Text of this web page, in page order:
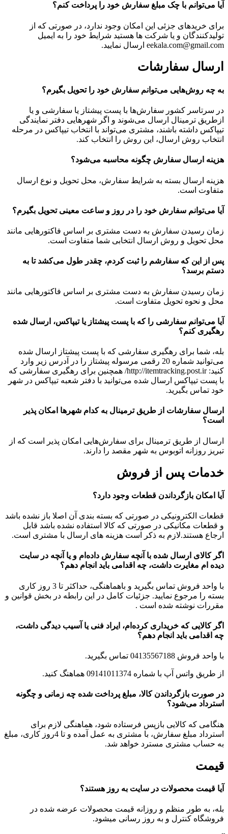
آیا می‌توانم با چک مبلغ سفارش خود را پرداخت کنم؟
برای خریدهای جزئی این امکان وجود ندارد، در صورتی که از
تولیدکنندگان و یا شرکت ها هستید شرایط خود را به ایمیل
eekala.com@gmail.com ارسال نمایید.
ارسال سفارشات
به چه روش‌هایی می‌توانم سفارش خود را تحویل بگیرم؟
در سرتاسر کشور سفارش‌‏ها با پست پیشتاز یا سفارشی و یا
ازطریق ترمینال ارسال می‌‏شوند و اگر شهرهایی دفتر نمایندگی
تیپاکس داشته باشند، مشتری می‏‌تواند با انتخاب تیپاکس در مرحله
انتخاب روش ارسال، این روش را انتخاب کند.
هزینه ارسال سفارش چگونه محاسبه می‌شود؟
هزینه‏ ارسال بسته به شرایط سفارش، محل تحویل و نوع ارسال
متفاوت است.
آیا می‏‌توانم سفارش خود را در روز و ساعت معینی تحویل بگیرم؟
زمان رسیدن سفارش به دست مشتری بر اساس فاکتورهایی مانند
محل تحویل و روش ارسال انتخابی شما متفاوت است.
پس از این که سفارشم را ثبت کردم، چقدر طول می‌‏کشد تا به
دستم برسد؟
زمان رسیدن سفارش به دست مشتری بر اساس فاکتورهایی مانند
محل و نحوه تحویل متفاوت است.
آیا می‏‌توانم سفارشی را که با پست پیشتاز یا تیپاکس، ارسال شده
رهگیری کنم؟
بله، شما برای رهگیری سفارشی که با پست پیشتاز ارسال شده
می‏‌توانید شماره 20 رقمی مرسوله پیشتاز را در آدرس زیر وارد
کنید: http://itemtracking.post.ir/ همچنین برای رهگیری سفارشی که
با پست تیپاکس ارسال شده می‏‌توانید با دفتر شعبه تیپاکس در شهر
خود تماس بگیرید.
ارسال سفارشات از طریق ترمینال به کدام شهرها امکان‏‌ پذیر
است؟
ارسال از طریق ترمینال برای سفارش‌هایی امکان پذیر است که از
تبریز روزانه اتوبوس به شهر مقصد را دارند.
خدمات پس از فروش
آیا امکان بازگرداندن قطعات وجود دارد؟
قطعات الکترونیکی در صورتی که بسته بندی آن اصلا باز نشده باشد
و قطعات مکانیکی در صورتی که کالا استفاده نشده باشد قابل
ارجاع هستند.لازم به ذکر است هزینه های ارسال با مشتری است.
اگر کالای ارسال شده با آنچه سفارش داده‌‏ام و یا آنچه در سایت
دیده ام مغایرت داشت، چه اقدامی باید انجام دهم؟
با واحد فروش تماس بگیرید و باهماهنگی، حداکثر تا 3 روز کاری
بسته را مرجوع نمایید. جزئیات کامل در این رابطه در بخش قوانین و
مقررات نوشته شده است .
اگر کالایی که خریداری کرده‌‏ام، ایراد فنی یا آسیب دیدگی داشت،
چه اقدامی باید انجام دهم؟
با واحد فروش 04135567188 تماس بگیرید.
از طریق واتس آپ با شماره 09141011374 هماهنگ کنید.
در صورت بازگرداندن کالا، مبلغ پرداخت شده چه زمانی و چگونه
استرداد می‌شود؟
هنگامی که کالایی بازپس فرستاده ‏شود، هماهنگی لازم برای
استرداد مبلغ سفارش، با مشتری به عمل آمده و تا 4روز کاری، مبلغ
به حساب مشتری مسترد خواهد شد.
قیمت
آیا قیمت محصولات در سایت به روز هستند؟
بله، به طور منظم و روزانه قیمت‏ محصولات عرضه شده در
فروشگاه کنترل و به روز رسانی می‏شود.